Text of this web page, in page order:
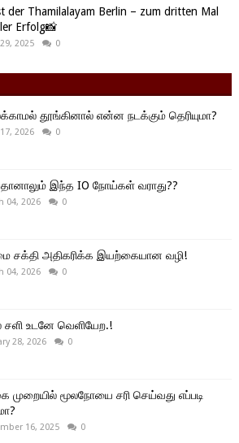
der Thamilalayam Berlin – zum dritten Mal
Erfolg📸
2025 0
தூங்கினால் என்ன நடக்கும் தெரியுமா?
2026 0
இந்த IO நோய்கள் வராது??
04, 2026 0
அதிகரிக்க இயற்கையான வழி!
04, 2026 0
சளி உடனே வெளியேற.!
28, 2026 0
முறையில் மூலநோயை சரி செய்வது எப்படி
16, 2025 0